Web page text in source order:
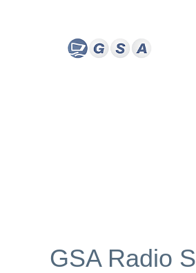
GSA Radio